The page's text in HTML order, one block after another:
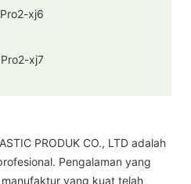
PRODUK CO., LTD adalah
Pengalaman yang
yang kuat telah